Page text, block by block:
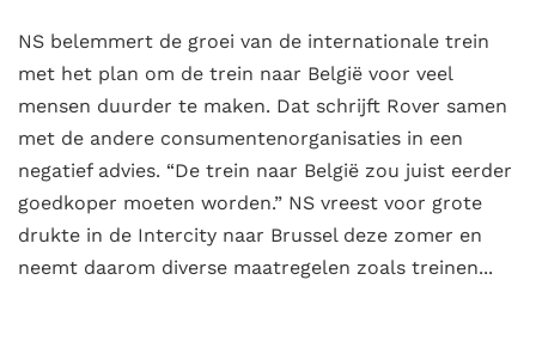
NS belemmert de groei van de internationale trein
met het plan om de trein naar België voor veel
mensen duurder te maken. Dat schrijft Rover samen
met de andere consumentenorganisaties in een
negatief advies. “De trein naar België zou juist eerder
goedkoper moeten worden.” NS vreest voor grote
drukte in de Intercity naar Brussel deze zomer en
neemt daarom diverse maatregelen zoals treinen...